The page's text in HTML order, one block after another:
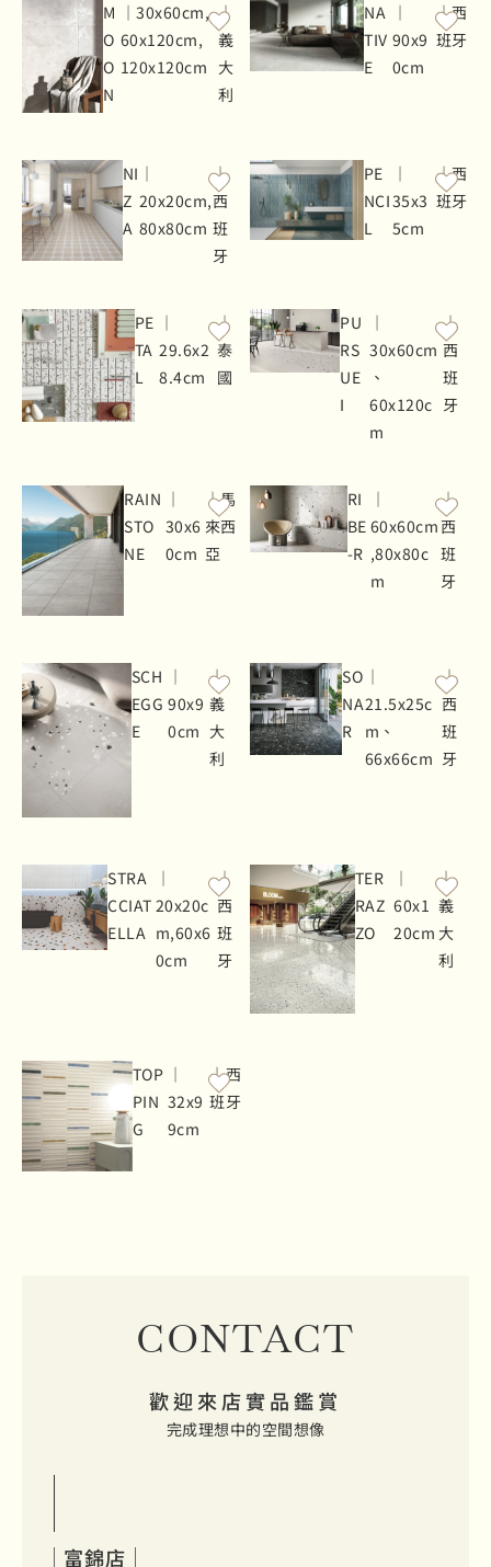
M
O
O
N
｜30x60cm,
60x120cm,
120x120cm
｜
義
大
利
NA
TIV
E
｜
90x9
0cm
｜西
班牙
NI
Z
A
｜
20x20cm,
80x80cm
｜
西
班
牙
PE
NCI
L
｜
35x3
5cm
｜西
班牙
PE
TA
L
｜
29.6x2
8.4cm
｜
泰
國
PU
RS
UE
I
｜
30x60cm
、
60x120c
m
｜
西
班
牙
RAIN
STO
NE
｜
30x6
0cm
｜馬
來西
亞
RI
BE
-R
｜
60x60cm
,80x80c
m
｜
西
班
牙
SCH
EGG
E
｜
90x9
0cm
｜
義
大
利
SO
NA
R
｜
21.5x25c
m、
66x66cm
｜
西
班
牙
STRA
CCIAT
ELLA
｜
20x20c
m,60x6
0cm
｜
西
班
牙
TER
RAZ
ZO
｜
60x1
20cm
｜
義
大
利
TOP
PIN
G
｜
32x9
9cm
｜西
班牙
CONTACT
歡迎來店實品鑑賞
完成理想中的空間想像
富錦店